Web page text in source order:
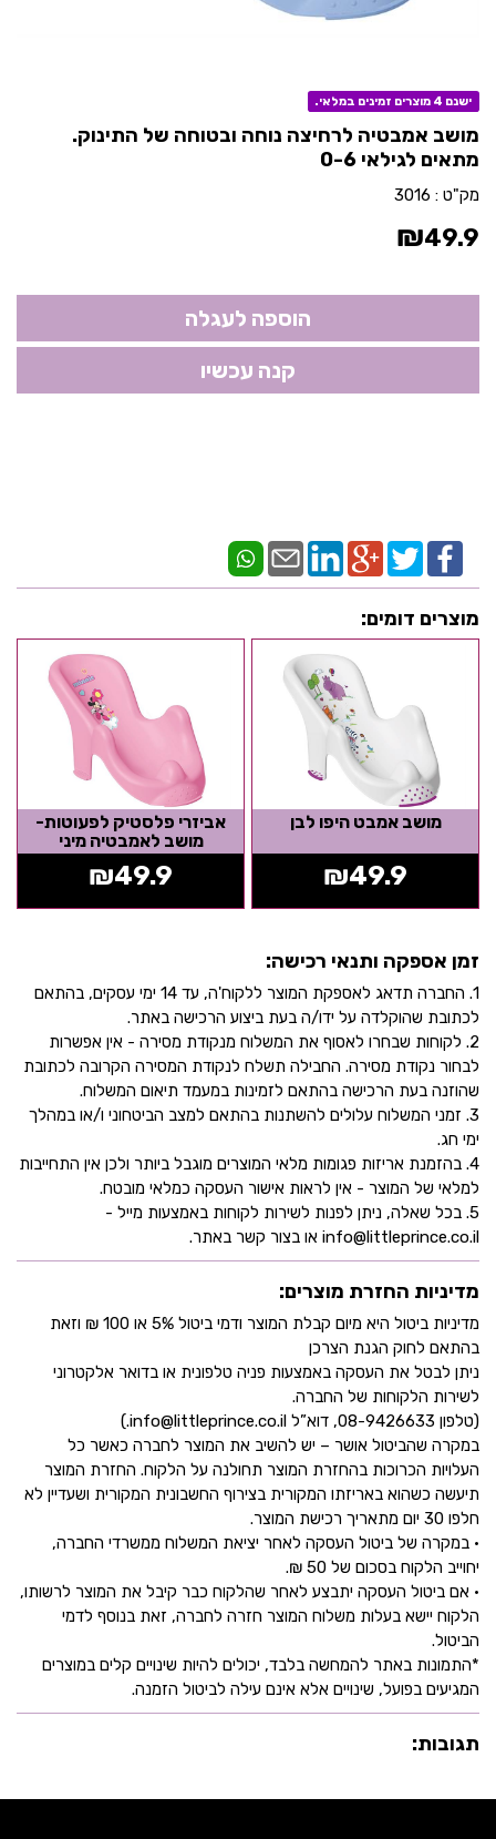
ישנם 4 מוצרים זמינים במלאי.
מושב אמבטיה לרחיצה נוחה ובטוחה של התינוק.
מתאים לגילאי 0-6
מק"ט : 3016
₪49.9
מוצרים דומים:
מושב אמבט היפו לבן
₪49.9
אביזרי פלסטיק לפעוטות-
מושב לאמבטיה מיני
₪49.9
זמן אספקה ותנאי רכישה:
1. החברה תדאג לאספקת המוצר ללקוח'ה, עד 14 ימי עסקים, בהתאם
לכתובת שהוקלדה על ידו/ה בעת ביצוע הרכישה באתר.
2. לקוחות שבחרו לאסוף את המשלוח מנקודת מסירה - אין אפשרות
לבחור נקודת מסירה. החבילה תשלח לנקודת המסירה הקרובה לכתובת
שהוזנה בעת הרכישה בהתאם לזמינות במעמד תיאום המשלוח.
3. זמני המשלוח עלולים להשתנות בהתאם למצב הביטחוני ו/או במהלך
ימי חג.
4. בהזמנת אריזות פגומות מלאי המוצרים מוגבל ביותר ולכן אין התחייבות
למלאי של המוצר - אין לראות אישור העסקה כמלאי מובטח.
5. בכל שאלה, ניתן לפנות לשירות לקוחות באמצעות מייל -
info@littleprince.co.il או בצור קשר באתר.
מדיניות החזרת מוצרים:
מדיניות ביטול היא מיום קבלת המוצר ודמי ביטול 5% או 100 ₪ וזאת
בהתאם לחוק הגנת הצרכן
ניתן לבטל את העסקה באמצעות פניה טלפונית או בדואר אלקטרוני
לשירות הלקוחות של החברה.
(טלפון 08-9426633, דוא”ל info@littleprince.co.il.)
במקרה שהביטול אושר – יש להשיב את המוצר לחברה כאשר כל
העלויות הכרוכות בהחזרת המוצר תחולנה על הלקוח. החזרת המוצר
תיעשה כשהוא באריזתו המקורית בצירוף החשבונית המקורית ושעדיין לא
חלפו 30 יום מתאריך רכישת המוצר.
• במקרה של ביטול העסקה לאחר יציאת המשלוח ממשרדי החברה,
יחוייב הלקוח בסכום של 50 ₪.
• אם ביטול העסקה יתבצע לאחר שהלקוח כבר קיבל את המוצר לרשותו,
הלקוח יישא בעלות משלוח המוצר חזרה לחברה, זאת בנוסף לדמי
הביטול.
*התמונות באתר להמחשה בלבד, יכולים להיות שינויים קלים במוצרים
המגיעים בפועל, שינויים אלא אינם עילה לביטול הזמנה.
תגובות: